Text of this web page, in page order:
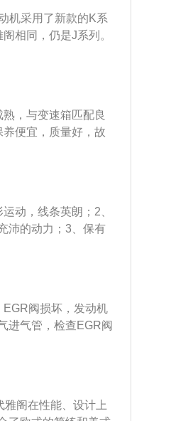
家调发动机和调试
有的车宣传品上的数
据后给出的；3、一
百计的用省油的方
机采用了新款的K系
相同，仍是J系列。
成熟，与变速箱匹配
、建议：按时保养很
；日本车发动机变速
底盘件的情况，时刻
，与变速箱匹配良
便宜，质量好，故
配置偏低，没有行
，转向泵漏油等。
动，线条英朗；2、
沛的动力；3、保有
隔音好，音响好，乘
一般，要多注意下摆
阀损坏，发动机
进气管，检查EGR阀
动机气门与气门导
喷出，有，漏气；
发动机汽缸垫烧
拆下火花塞→检查汽
阁在性能、设计上